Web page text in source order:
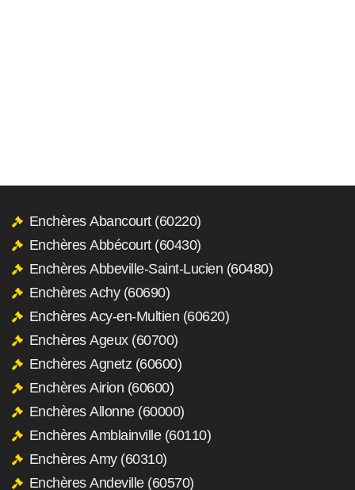
Enchères Abancourt (60220)
Enchères Abbécourt (60430)
Enchères Abbeville-Saint-Lucien (60480)
Enchères Achy (60690)
Enchères Acy-en-Multien (60620)
Enchères Ageux (60700)
Enchères Agnetz (60600)
Enchères Airion (60600)
Enchères Allonne (60000)
Enchères Amblainville (60110)
Enchères Amy (60310)
Enchères Andeville (60570)